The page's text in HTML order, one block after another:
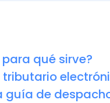
qué sirve?
guía de